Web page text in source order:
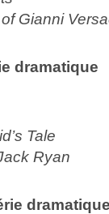
Gianni
dramatique
Tale
Ryan